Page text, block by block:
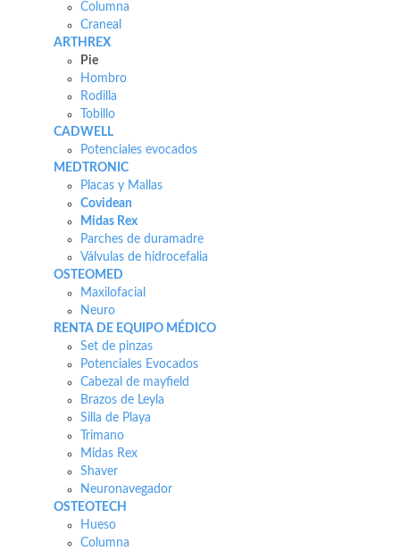
Columna
Craneal
ARTHREX
Pie
Hombro
Rodilla
Tobillo
CADWELL
Potenciales evocados
MEDTRONIC
Placas y Mallas
Covidean
Midas Rex
Parches de duramadre
Válvulas de hidrocefalia
OSTEOMED
Maxilofacial
Neuro
RENTA DE EQUIPO MÉDICO
Set de pinzas
Potenciales Evocados
Cabezal de mayfield
Brazos de Leyla
Silla de Playa
Trimano
Midas Rex
Shaver
Neuronavegador
OSTEOTECH
Hueso
Columna